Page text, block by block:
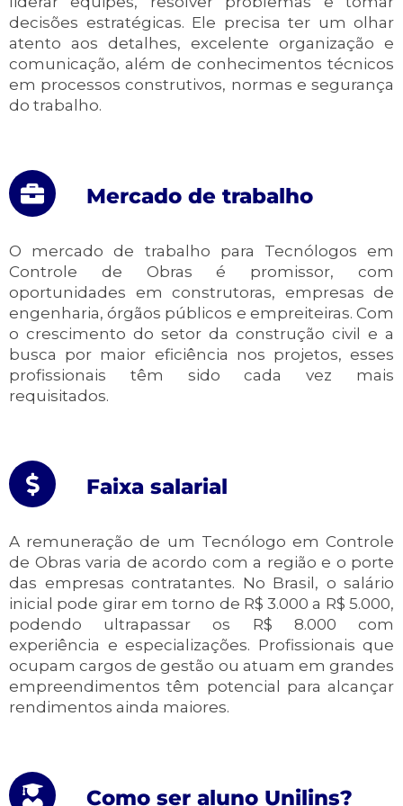
decisões estratégicas. Ele precisa ter um olhar
atento aos detalhes, excelente organização e
comunicação, além de conhecimentos técnicos
em processos construtivos, normas e segurança
do trabalho.
Mercado de trabalho
O mercado de trabalho para Tecnólogos em
Controle de Obras é promissor, com
oportunidades em construtoras, empresas de
engenharia, órgãos públicos e empreiteiras. Com
o crescimento do setor da construção civil e a
busca por maior eficiência nos projetos, esses
profissionais têm sido cada vez mais
requisitados.
Faixa salarial
A remuneração de um Tecnólogo em Controle
de Obras varia de acordo com a região e o porte
das empresas contratantes. No Brasil, o salário
inicial pode girar em torno de R$ 3.000 a R$ 5.000,
podendo ultrapassar os R$ 8.000 com
experiência e especializações. Profissionais que
ocupam cargos de gestão ou atuam em grandes
empreendimentos têm potencial para alcançar
rendimentos ainda maiores.
Como ser aluno Unilins?